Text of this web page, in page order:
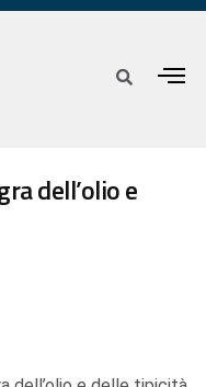
dell’olio e